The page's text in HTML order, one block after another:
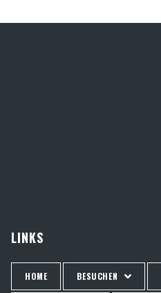
LINKS
HOME BESUCHEN